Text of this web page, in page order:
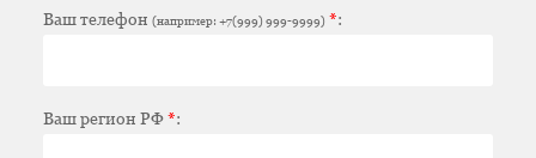
Ваш телефон (например: +7(999) 999-9999) *:
Ваш регион РФ*: